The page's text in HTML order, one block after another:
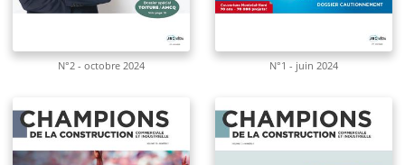
N°2 - octobre 2024 N°1 - juin 2024